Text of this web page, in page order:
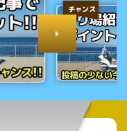
チャンス